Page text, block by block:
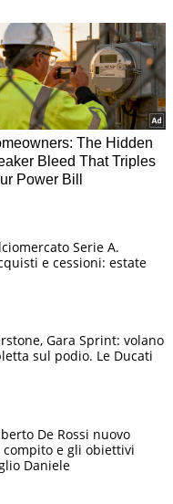
Serie A.
e cessioni: estate
Gara Sprint: volano
sul podio. Le Ducati
De Rossi nuovo
e gli obiettivi
Daniele